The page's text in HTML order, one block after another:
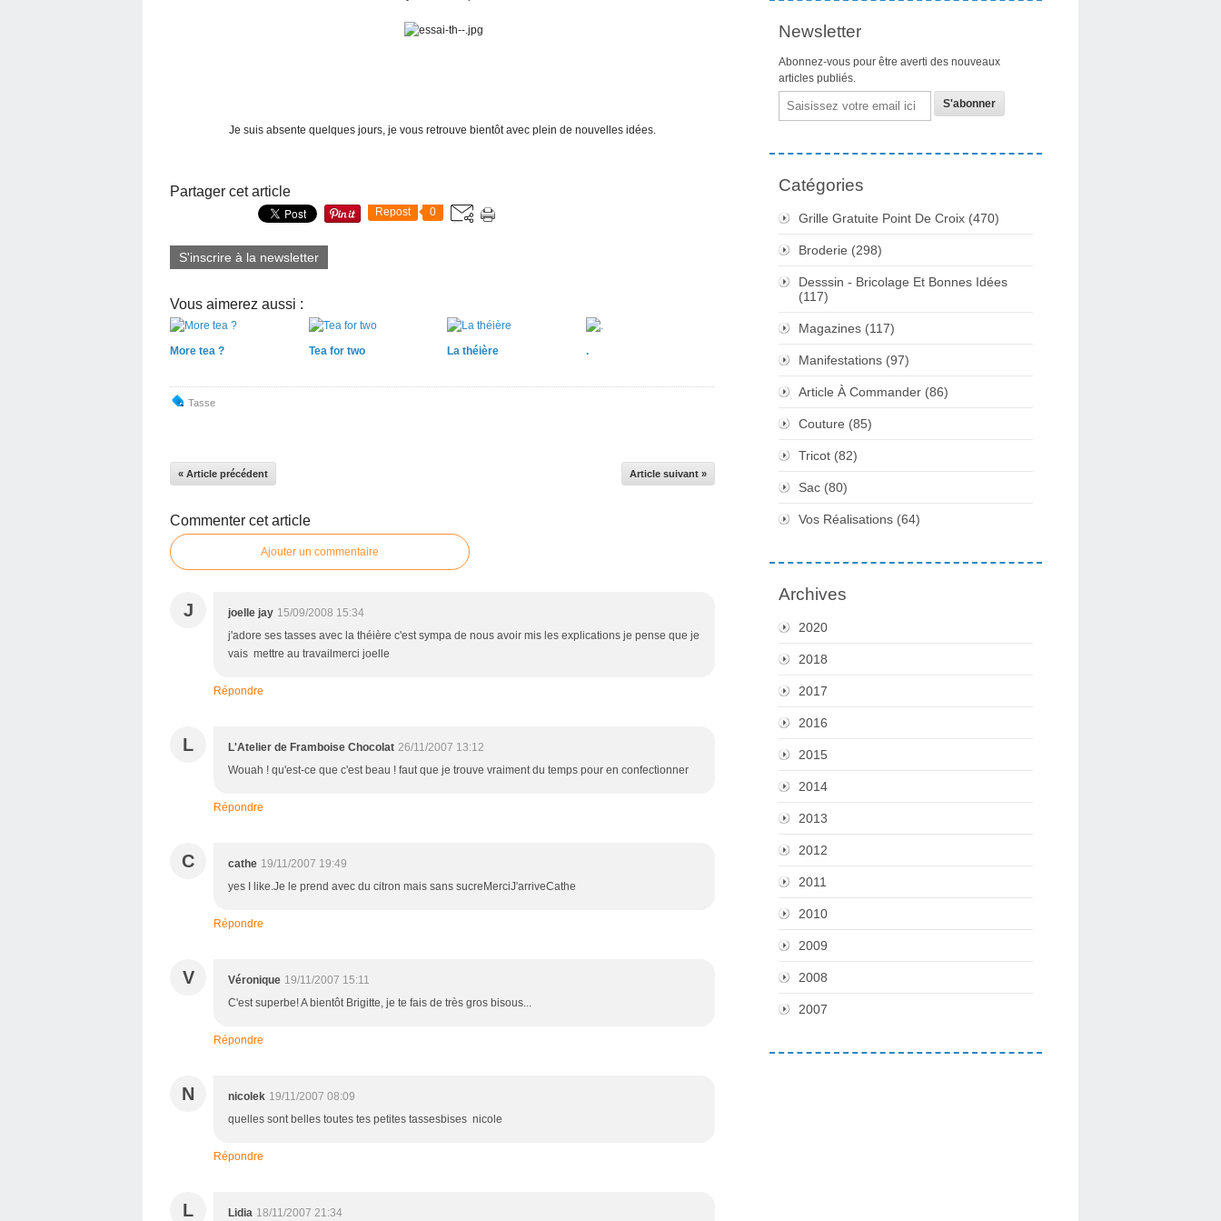
Je suis absente quelques jours, je vous retrouve bientôt avec plein de nouvelles idées.
Partager cet article
Repost 0
S'inscrire à la newsletter
Vous aimerez aussi :
More tea ? Tea for two La théière .
Tasse
« Article précédent Article suivant »
Commenter cet article
Ajouter un commentaire
J joelle jay 15/09/2008 15:34
j'adore ses tasses avec la théière c'est sympa de nous avoir mis les explications je pense que je
vais mettre au travailmerci joelle
Répondre
L L'Atelier de Framboise Chocolat 26/11/2007 13:12
Wouah ! qu'est-ce que c'est beau ! faut que je trouve vraiment du temps pour en confectionner
Répondre
C cathe 19/11/2007 19:49
yes I like.Je le prend avec du citron mais sans sucreMerciJ'arriveCathe
Répondre
V Véronique 19/11/2007 15:11
C'est superbe! A bientôt Brigitte, je te fais de très gros bisous...
Répondre
N nicolek 19/11/2007 08:09
quelles sont belles toutes tes petites tassesbises nicole
Répondre
L Lidia 18/11/2007 21:34
Newsletter
Abonnez-vous pour être averti des nouveaux
articles publiés.
Email
Catégories
Grille Gratuite Point De Croix (470)
Broderie (298)
Desssin - Bricolage Et Bonnes Idées
(117)
Magazines (117)
Manifestations (97)
Article À Commander (86)
Couture (85)
Tricot (82)
Sac (80)
Vos Réalisations (64)
Archives
2020
2018
2017
2016
2015
2014
2013
2012
2011
2010
2009
2008
2007